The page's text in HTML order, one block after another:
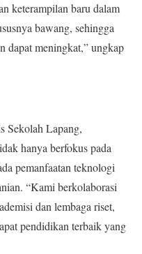
keterampilan baru dalam
bawang, sehingga
dapat meningkat,” ungkap
Sekolah Lapang,
hanya berfokus pada
pemanfaatan teknologi
“Kami berkolaborasi
dan lembaga riset,
pendidikan terbaik yang